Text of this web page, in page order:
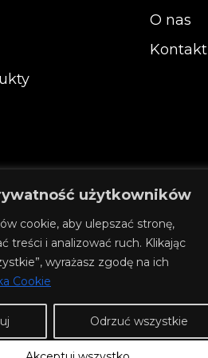
użytkowników
cookie, aby ulepszać stronę,
treści i analizować ruch. Klikając
wyrażasz zgodę na ich
Cookie
Odrzuć wszystkie
O nas
Kontakt